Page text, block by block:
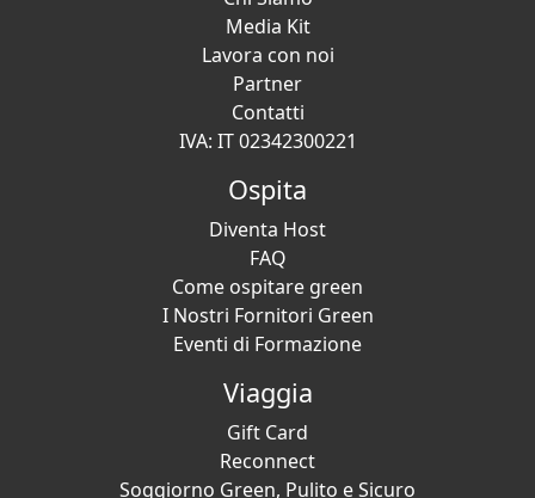
Media Kit
Lavora con noi
Partner
Contatti
IVA: IT 02342300221
Ospita
Diventa Host
FAQ
Come ospitare green
I Nostri Fornitori Green
Eventi di Formazione
Viaggia
Gift Card
Reconnect
Soggiorno Green, Pulito e Sicuro